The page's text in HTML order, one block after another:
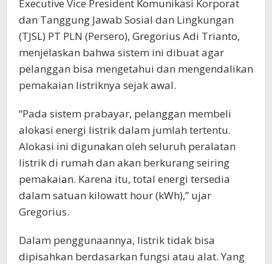
Executive Vice President Komunikasi Korporat
dan Tanggung Jawab Sosial dan Lingkungan
(TJSL) PT PLN (Persero), Gregorius Adi Trianto,
menjelaskan bahwa sistem ini dibuat agar
pelanggan bisa mengetahui dan mengendalikan
pemakaian listriknya sejak awal.
“Pada sistem prabayar, pelanggan membeli
alokasi energi listrik dalam jumlah tertentu.
Alokasi ini digunakan oleh seluruh peralatan
listrik di rumah dan akan berkurang seiring
pemakaian. Karena itu, total energi tersedia
dalam satuan kilowatt hour (kWh),” ujar
Gregorius.
Dalam penggunaannya, listrik tidak bisa
dipisahkan berdasarkan fungsi atau alat. Yang